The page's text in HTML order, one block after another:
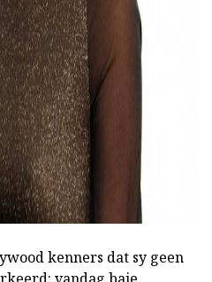
kenners dat sy geen